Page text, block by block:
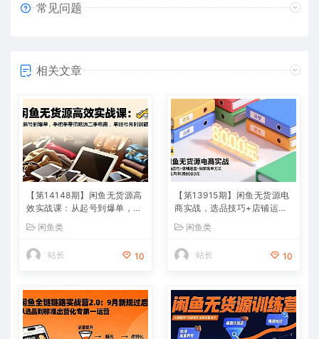
常见问题
相关文章
【第14148期】闲鱼无货源高
效实战课：从起号到爆单，手
把手带你吃透二手电商，单账
号月利润破万
闲鱼类
站长 10
【第13915期】闲鱼无货源电
商实战，选品技巧+店铺运营
+独家出单方法，单店月利润8
000元
闲鱼类
站长 10